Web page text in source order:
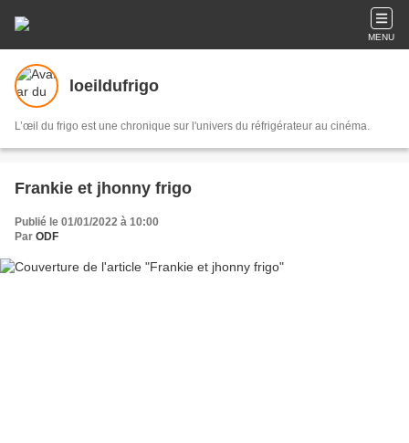
MENU
loeildufrigo
L’œil du frigo est une chronique sur l'univers du réfrigérateur au cinéma.
Frankie et jhonny frigo
Publié le 01/01/2022 à 10:00
Par ODF